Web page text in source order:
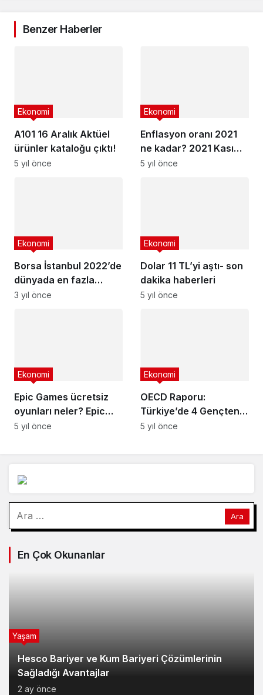
Benzer Haberler
A101 16 Aralık Aktüel
ürünler kataloğu çıktı!
Ekonomi
5 yıl önce
Enflasyon oranı 2021
ne kadar? 2021 Kasım
ayı enflasyon sayıları
Ekonomi
5 yıl önce
Borsa İstanbul 2022’de
dünyada en fazla
kazandıran borsa oldu
Ekonomi
3 yıl önce
Dolar 11 TL’yi aştı- son
dakika haberleri
Ekonomi
5 yıl önce
Epic Games ücretsiz
oyunları neler? Epic
Games haftanın
Ekonomi
5 yıl önce
OECD Raporu:
Türkiye’de 4 Gençten
Neredeyse 3’ü
Ekonomi
5 yıl önce
En Çok Okunanlar
Hesco Bariyer ve Kum Bariyeri Çözümlerinin
Sağladığı Avantajlar
2 ay önce
Yaşam